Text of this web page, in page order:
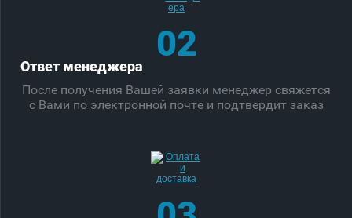
02
Ответ менеджера
После получения Вашей заявки менеджер свяжется
с Вами по электронной почте и подтвердит заказ